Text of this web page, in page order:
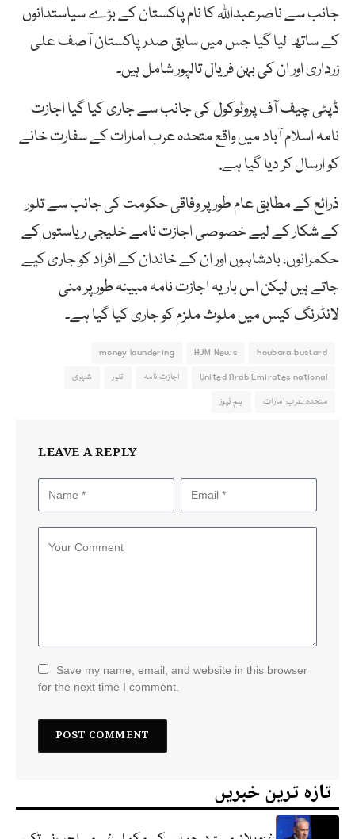
جانب سے ناصرعبداللہ کا نام پاکستان کے بڑے سیاستدانوں
کے ساتھ لیا گیا جس میں سابق صدر پاکستان آصف علی
زرداری اور ان کی بہن فریال تالپور شامل ہیں۔
ڈپٹی چیف آف پروٹوکول کی جانب سے جاری کیا گیا اجازت
نامہ اسلام آباد میں واقع متحدہ عرب امارات کے سفارت خانے
کو ارسال کر دیا گیا ہے.
ذرائع کے مطابق عام طور پر وفاقی حکومت کی جانب سے تلور
کے شکار کے لیے خصوصی اجازت نامے خلیجی ریاستوں کے
حکمرانوں، بادشاہوں اور ان کے خاندان کے افراد کو جاری کیے
جاتے ہیں لیکن اس باریہ اجازت نامہ مبینہ طور پر منی
لانڈرنگ کیس میں ملوث ملزم کو جاری کیا گیا ہے۔
houbara bustard
HUM News
money laundering
United Arab Emirates national
اجازت نامہ تلور
شہری
متحدہ عرب امارات
ہم نیوز
LEAVE A REPLY
Save my name, email, and website in this browser
for the next time I comment.
تازہ ترین خبریں